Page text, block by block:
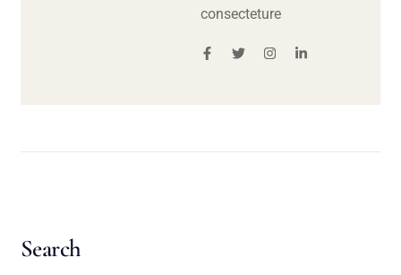
consecteture
Search